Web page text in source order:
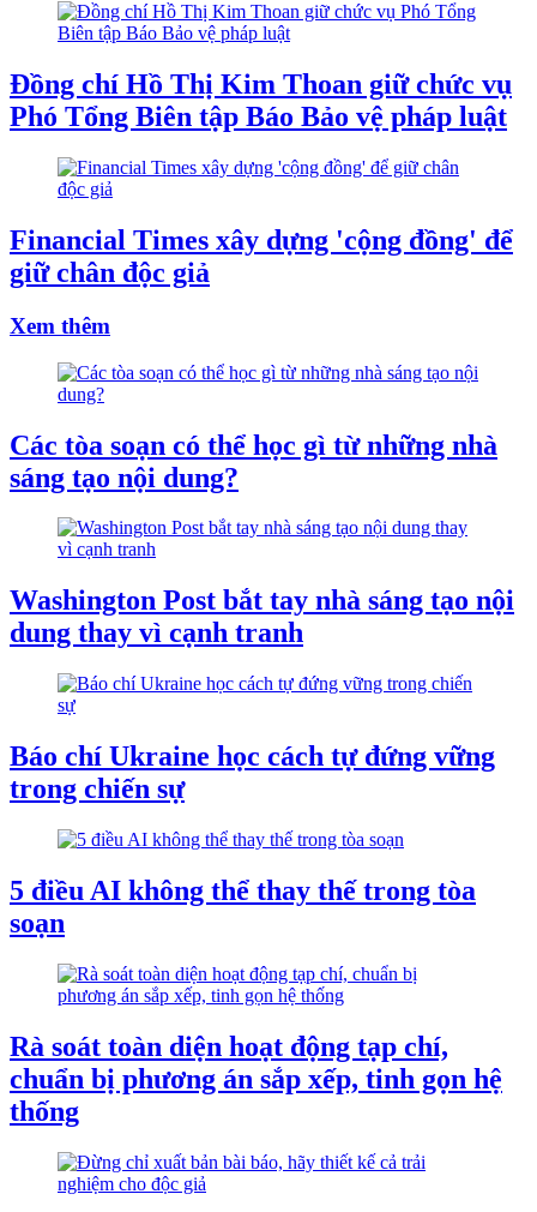
Đồng chí Hồ Thị Kim Thoan giữ chức vụ
Phó Tổng Biên tập Báo Bảo vệ pháp luật
Financial Times xây dựng 'cộng đồng' để
giữ chân độc giả
Xem thêm
Các tòa soạn có thể học gì từ những nhà
sáng tạo nội dung?
Washington Post bắt tay nhà sáng tạo nội
dung thay vì cạnh tranh
Báo chí Ukraine học cách tự đứng vững
trong chiến sự
5 điều AI không thể thay thế trong tòa
soạn
Rà soát toàn diện hoạt động tạp chí,
chuẩn bị phương án sắp xếp, tinh gọn hệ
thống